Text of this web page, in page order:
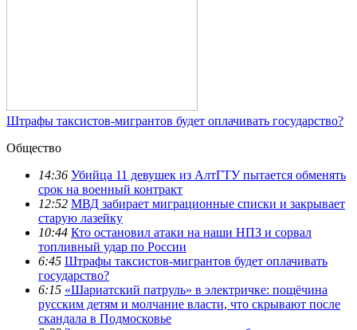
Штрафы таксистов-мигрантов будет оплачивать государство?
Общество
14:36 Убийца 11 девушек из АлтГТУ пытается обменять
срок на военный контракт
12:52 МВД забирает миграционные списки и закрывает
старую лазейку
10:44 Кто остановил атаки на наши НПЗ и сорвал
топливный удар по России
6:45 Штрафы таксистов-мигрантов будет оплачивать
государство?
6:15 «Шариатский патруль» в электричке: пощёчина
русским детям и молчание власти, что скрывают после
скандала в Подмосковье